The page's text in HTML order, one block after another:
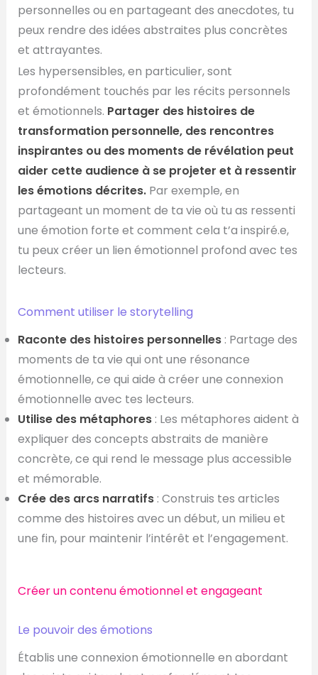
personnelles ou en partageant des anecdotes, tu
peux rendre des idées abstraites plus concrètes
et attrayantes.
Les hypersensibles, en particulier, sont
profondément touchés par les récits personnels
et émotionnels. Partager des histoires de
transformation personnelle, des rencontres
inspirantes ou des moments de révélation peut
aider cette audience à se projeter et à ressentir
les émotions décrites. Par exemple, en
partageant un moment de ta vie où tu as ressenti
une émotion forte et comment cela t’a inspiré.e,
tu peux créer un lien émotionnel profond avec tes
lecteurs.
Comment utiliser le storytelling
Raconte des histoires personnelles: Partage des
moments de ta vie qui ont une résonance
émotionnelle, ce qui aide à créer une connexion
émotionnelle avec tes lecteurs.
Utilise des métaphores: Les métaphores aident à
expliquer des concepts abstraits de manière
concrète, ce qui rend le message plus accessible
et mémorable.
Crée des arcs narratifs: Construis tes articles
comme des histoires avec un début, un milieu et
une fin, pour maintenir l’intérêt et l’engagement.
Créer un contenu émotionnel et engageant
Le pouvoir des émotions
Établis une connexion émotionnelle en abordant